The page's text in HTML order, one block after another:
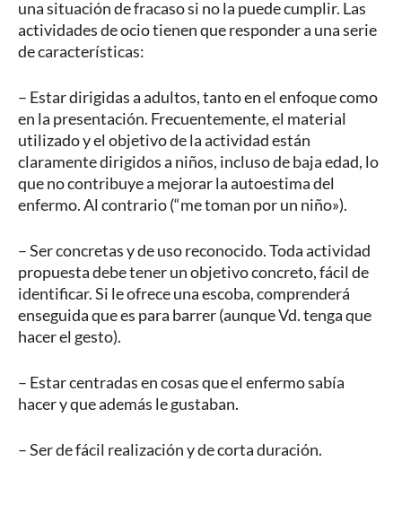
una situación de fracaso si no la puede cumplir. Las
actividades de ocio tienen que responder a una serie
de características:
– Estar dirigidas a adultos, tanto en el enfoque como
en la presentación. Frecuentemente, el material
utilizado y el objetivo de la actividad están
claramente dirigidos a niños, incluso de baja edad, lo
que no contribuye a mejorar la autoestima del
enfermo. Al contrario (“me toman por un niño»).
– Ser concretas y de uso reconocido. Toda actividad
propuesta debe tener un objetivo concreto, fácil de
identificar. Si le ofrece una escoba, comprenderá
enseguida que es para barrer (aunque Vd. tenga que
hacer el gesto).
– Estar centradas en cosas que el enfermo sabía
hacer y que además le gustaban.
– Ser de fácil realización y de corta duración.